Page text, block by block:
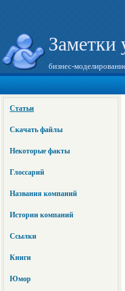
Заметки
бизнес-
Статьи
Скачать файлы
Некоторые факты
Глоссарий
Названия компаний
Истории компаний
Ссылки
Книги
Юмор